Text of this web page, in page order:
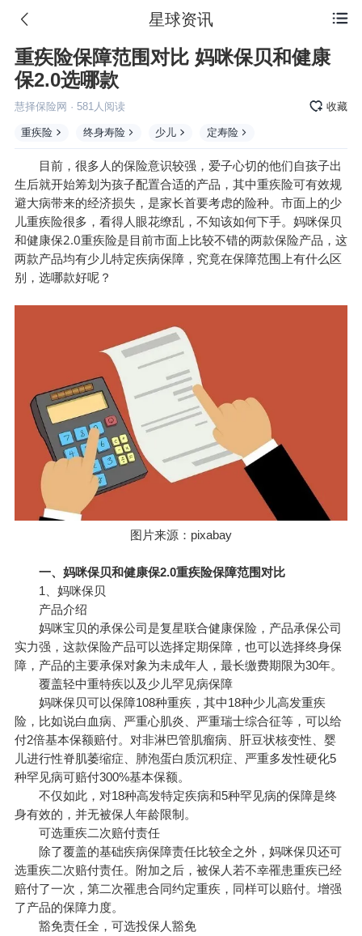
 星球资讯
重疾险保障范围对比 妈咪保贝和健康
保2.0选哪款
慧择保险网 · 581 人阅读 收藏
重疾险 终身寿险 少儿 定寿险
目前，很多人的保险意识较强，爱子心切的他们自孩子出
生后就开始筹划为孩子配置合适的产品，其中重疾险可有效规
避大病带来的经济损失，是家长首要考虑的险种。市面上的少
儿重疾险很多，看得人眼花缭乱，不知该如何下手。 妈咪保贝
和健康保2.0重疾险是目前市面上比较不错的两款保险产品 ，这
两款产品均有少儿特定疾病保障，究竟在保障范围上有什么区
别，选哪款好呢？
图片来源：pixabay
一、 妈咪保贝和健康保2.0重疾险保障范围对比
1、妈咪保贝
产品介绍
妈咪宝贝的承保公司是复星联合健康保险，产品承保公司
实力强，这款保险产品可以选择定期保障，也可以选择终身保
障，产品的主要承保对象为未成年人，最长缴费期限为30年。
覆盖轻中重特疾以及少儿罕见病保障
妈咪保贝可以保障108种重疾，其中18种少儿高发重疾
险，比如说白血病、严重心肌炎、严重瑞士综合征等，可以给
付2倍基本保额赔付。对非淋巴管肌瘤病、肝豆状核变性、婴
儿进行性脊肌萎缩症、肺泡蛋白质沉积症、严重多发性硬化5
种罕见病可赔付300%基本保额。
不仅如此，对18种高发特定疾病和5种罕见病的保障是终
身有效的，并无被保人年龄限制。
可选重疾二次赔付责任
除了覆盖的基础疾病保障责任比较全之外，妈咪保贝还可
选重疾二次赔付责任。附加之后，被保人若不幸罹患重疾已经
赔付了一次，第二次罹患合同约定重疾，同样可以赔付。增强
了产品的保障力度。
豁免责任全，可选投保人豁免